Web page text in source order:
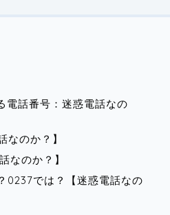
電話番号：迷惑電話なの
のか？】
なのか？】
では？【迷惑電話なの